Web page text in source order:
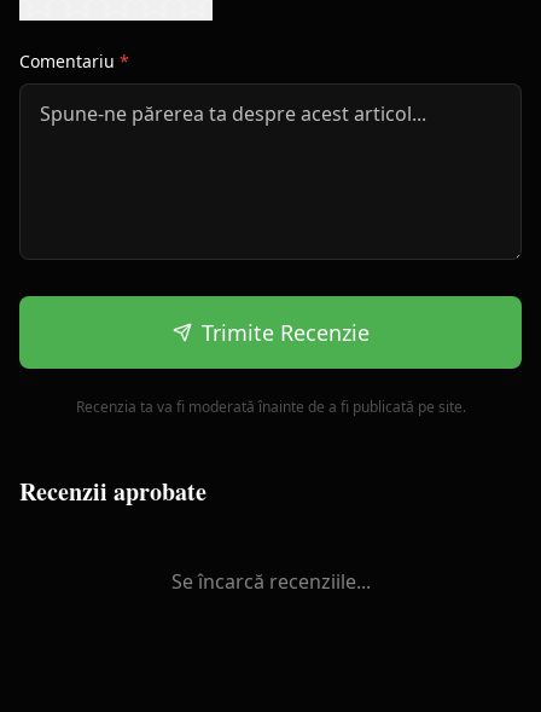
Comentariu *
Trimite Recenzie
Recenzia ta va fi moderată înainte de a fi publicată pe site.
Recenzii aprobate
Se încarcă recenziile...